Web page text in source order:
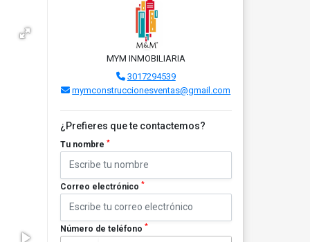
MYM INMOBILIARIA
3017294539
mymconstruccionesventas@gmail.com
¿Prefieres que te contactemos?
Tu nombre *
Correo electrónico *
Número de teléfono *